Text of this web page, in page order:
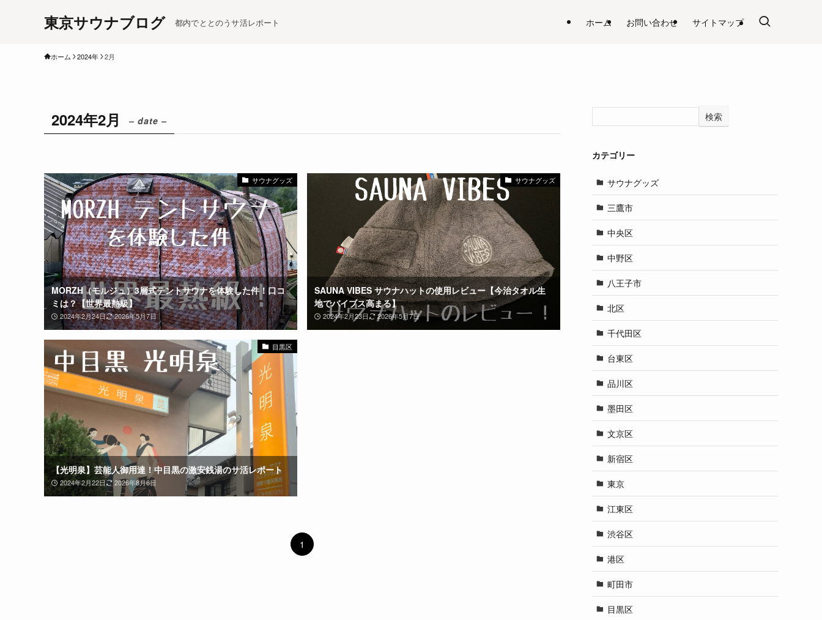
東京サウナブログ 都内でととのうサ活レポート ホーム お問い合わせ サイトマップ
ホーム 2024年 2月
2024年2月 – date –
サウナグッズ
MORZH（モルジュ）3層式テントサウナを体験した件！口コ
ミは？【世界最熱級】
2024年2月24日 2026年5月7日
サウナグッズ
SAUNA VIBES サウナハットの使用レビュー【今治タオル生
地でバイブス高まる】
2024年2月23日 2026年5月7日
目黒区
【光明泉】芸能人御用達！中目黒の激安銭湯のサ活レポート
2024年2月22日 2026年8月6日
1
検索
カテゴリー
サウナグッズ
三鷹市
中央区
中野区
八王子市
北区
千代田区
台東区
品川区
墨田区
文京区
新宿区
東京
江東区
渋谷区
港区
町田市
目黒区